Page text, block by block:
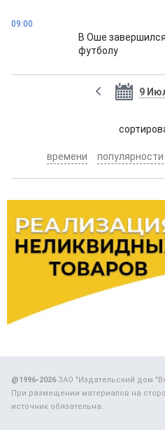
09:00
В Оше
футболу
9
времени популярности
@1996-2026ЗАО "Издательский дом
При размещении материалов на
источник обязательна.